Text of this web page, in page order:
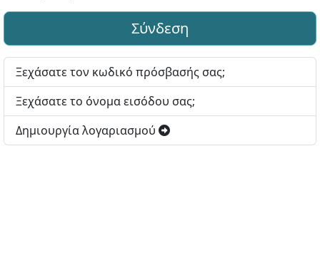
Σύνδεση
Ξεχάσατε τον κωδικό πρόσβασής σας;
Ξεχάσατε το όνομα εισόδου σας;
Δημιουργία λογαριασμού